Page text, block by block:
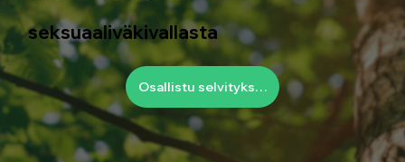
seksuaaliväkivallasta
Osallistu selvitykseen